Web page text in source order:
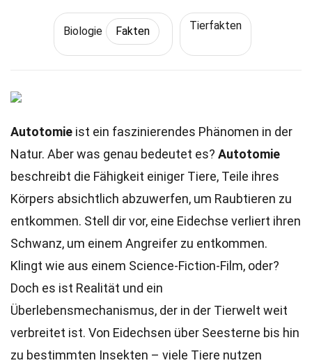
Biologie Fakten Tierfakten
Autotomie ist ein faszinierendes Phänomen in der
Natur. Aber was genau bedeutet es? Autotomie
beschreibt die Fähigkeit einiger Tiere, Teile ihres
Körpers absichtlich abzuwerfen, um Raubtieren zu
entkommen. Stell dir vor, eine Eidechse verliert ihren
Schwanz, um einem Angreifer zu entkommen.
Klingt wie aus einem Science-Fiction-Film, oder?
Doch es ist Realität und ein
Überlebensmechanismus, der in der Tierwelt weit
verbreitet ist. Von Eidechsen über Seesterne bis hin
zu bestimmten Insekten – viele Tiere nutzen